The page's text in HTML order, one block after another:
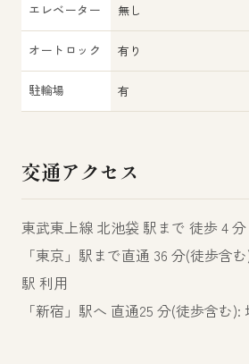
エレベーター 無し
オートロック 有り
駐輪場 有
交通アクセス
東武東上線 北池袋 駅まで 徒歩 4 分
「東京」駅まで直通 36 分(徒歩含
駅 利用
「新宿」駅へ 直通25 分(徒歩含む